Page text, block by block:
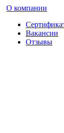
О компании
Вакансии
Отзывы